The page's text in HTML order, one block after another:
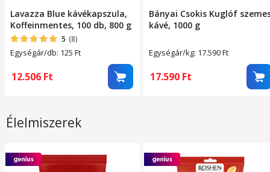
Lavazza Blue kávékapszula,
Koffeinmentes, 100 db, 800 g
5 (8)
Egységár/db: 125 Ft
12.506 Ft
Bányai Csokis Kuglóf
kávé, 1000 g
Egységár/kg: 17.590Ft
17.590 Ft
Élelmiszerek